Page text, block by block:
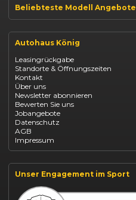
Beliebteste Modell Angebote
Renault Arkana Leasing
Renault Captur Leasing
Opel Astra leasen
Opel Mokka kaufen
Opel Grandland finanzieren
Opel Vivaro Gewerbeleasing
Fiat 500 finanzieren
Fiat Panda leasen
Dacia Duster finanzieren
Dacia Sandero kaufen
Dacia Jogger leasen
Jeep Compass leasen
Jeep Renegade finanzieren
Suzuki Swift finanzieren
BYD Dolphin finanzieren
Kia Ceed finanzieren
Kia Sportage leasen
Autohaus König
Leasingrückgabe
Standorte & Öffnungszeiten
Kontakt
Über uns
Newsletter abonnieren
Bewerten Sie uns
Jobangebote
Datenschutz
AGB
Impressum
Unser Engagement im Sport